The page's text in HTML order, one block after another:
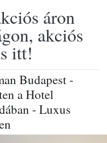
áron
akciós
itt!
Budapest -
a Hotel
- Luxus